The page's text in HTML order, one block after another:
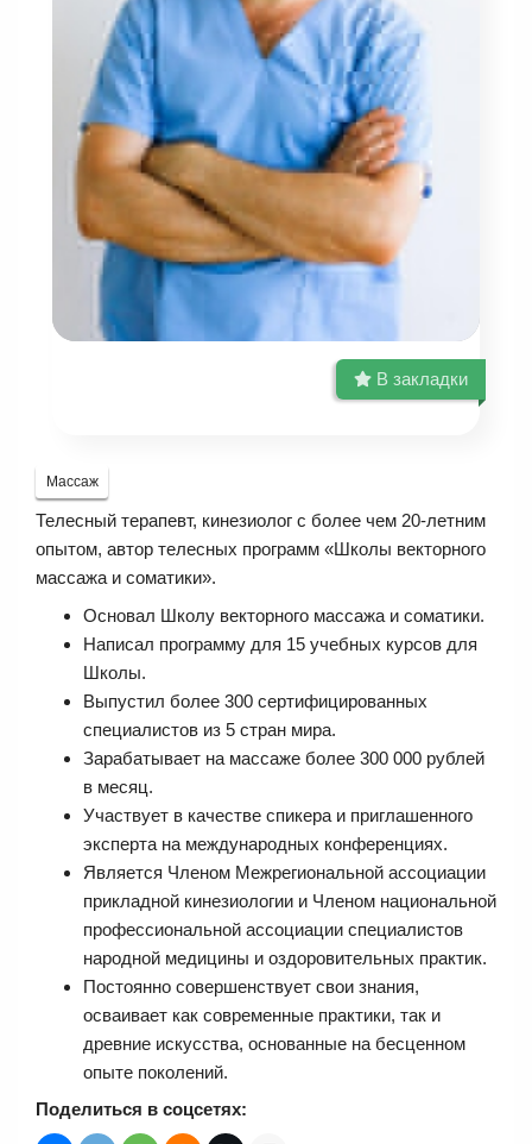
В закладки
Массаж
Телесный терапевт, кинезиолог с более чем 20-летним
опытом, автор телесных программ «Школы векторного
массажа и соматики».
Основал Школу векторного массажа и соматики.
Написал программу для 15 учебных курсов для
Школы.
Выпустил более 300 сертифицированных
специалистов из 5 стран мира.
Зарабатывает на массаже более 300 000 рублей
в месяц.
Участвует в качестве спикера и приглашенного
эксперта на международных конференциях.
Является Членом Межрегиональной ассоциации
прикладной кинезиологии и Членом национальной
профессиональной ассоциации специалистов
народной медицины и оздоровительных практик.
Постоянно совершенствует свои знания,
осваивает как современные практики, так и
древние искусства, основанные на бесценном
опыте поколений.
Поделиться в соцсетях: